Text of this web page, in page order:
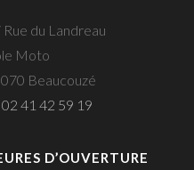
Rue du Landreau
Moto
Beaucouzé
02 41 42 59 19
D’OUVERTURE